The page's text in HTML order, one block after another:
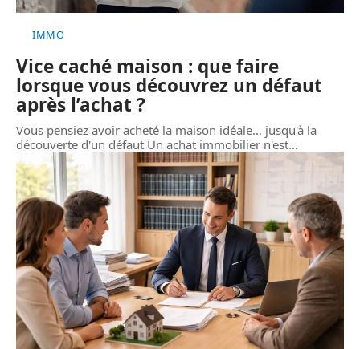
IMMO
Vice caché maison : que faire
lorsque vous découvrez un défaut
après l’achat ?
Vous pensiez avoir acheté la maison idéale… jusqu'à la
découverte d'un défaut Un achat immobilier n'est…